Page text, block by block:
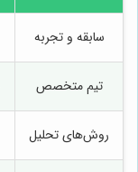
سابقه و تجربه
تیم متخصص
روش‌های تحلیل